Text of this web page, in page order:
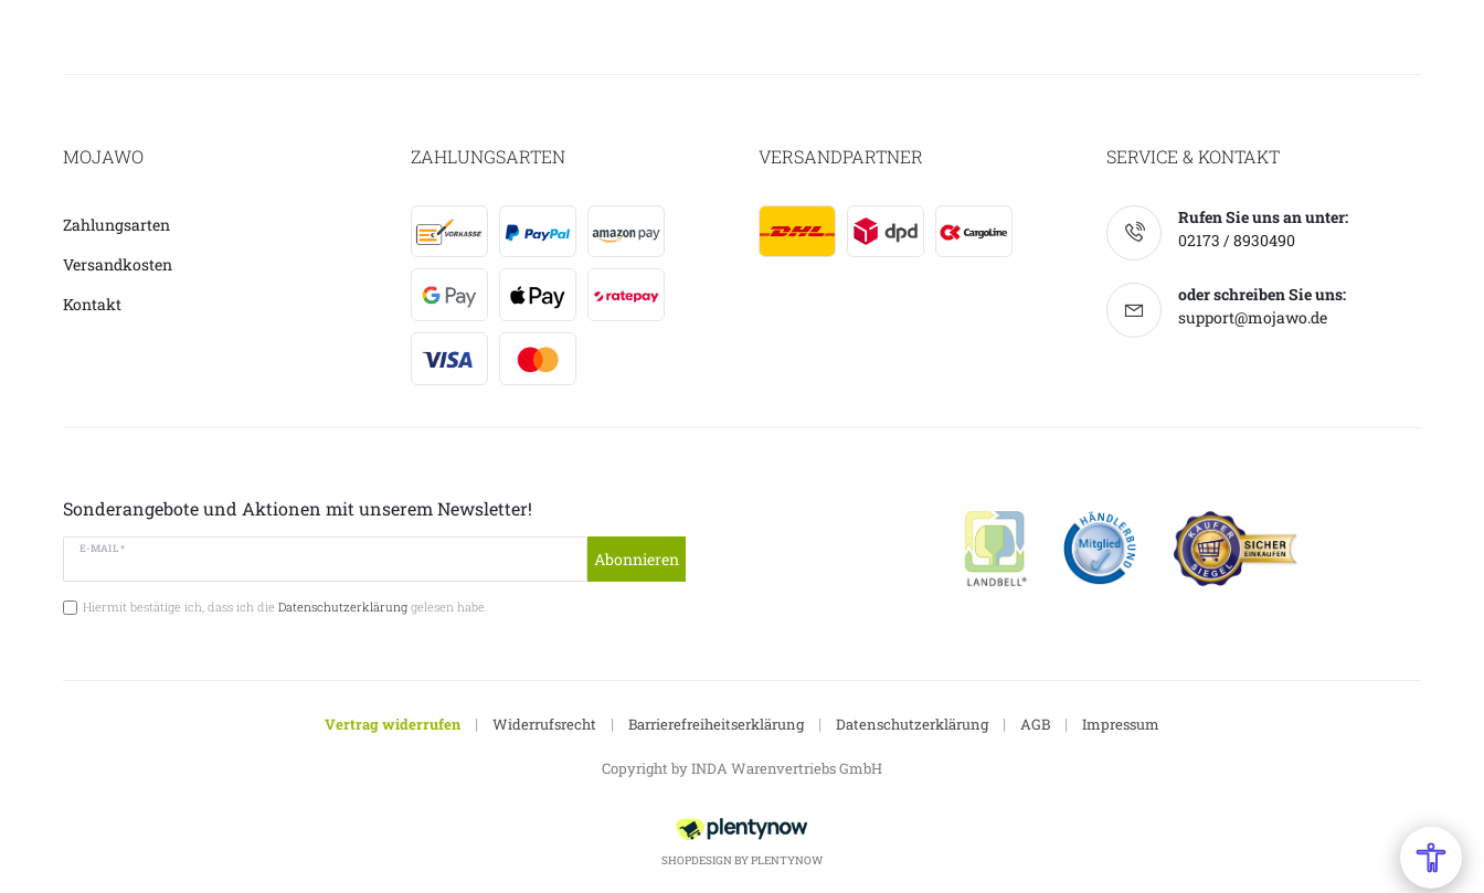
MOJAWO
Zahlungsarten
Versandkosten
Kontakt
ZAHLUNGSARTEN VERSANDPARTNER SERVICE & KONTAKT
Rufen Sie uns an unter:
02173 / 8930490
oder schreiben Sie uns:
support@mojawo.de
Sonderangebote und Aktionen mit unserem Newsletter!
E-MAIL *
Abonnieren
Hiermit bestätige ich, dass ich die Datenschutzerklärunggelesen habe.
Vertrag widerrufen | Widerrufsrecht | Barrierefreiheitserklärung | Datenschutzerklärung | AGB | Impressum
Copyright by INDA Warenvertriebs GmbH
SHOPDESIGN BYPLENTYNOW